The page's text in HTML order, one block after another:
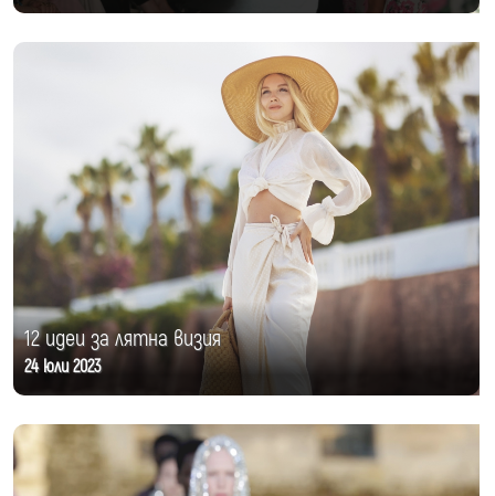
12 идеи за лятна визия
24 юли 2023